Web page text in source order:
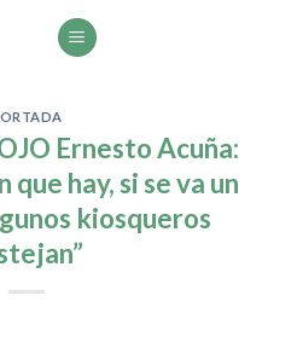
Ernesto Acuña:
que hay, si se va un
kiosqueros